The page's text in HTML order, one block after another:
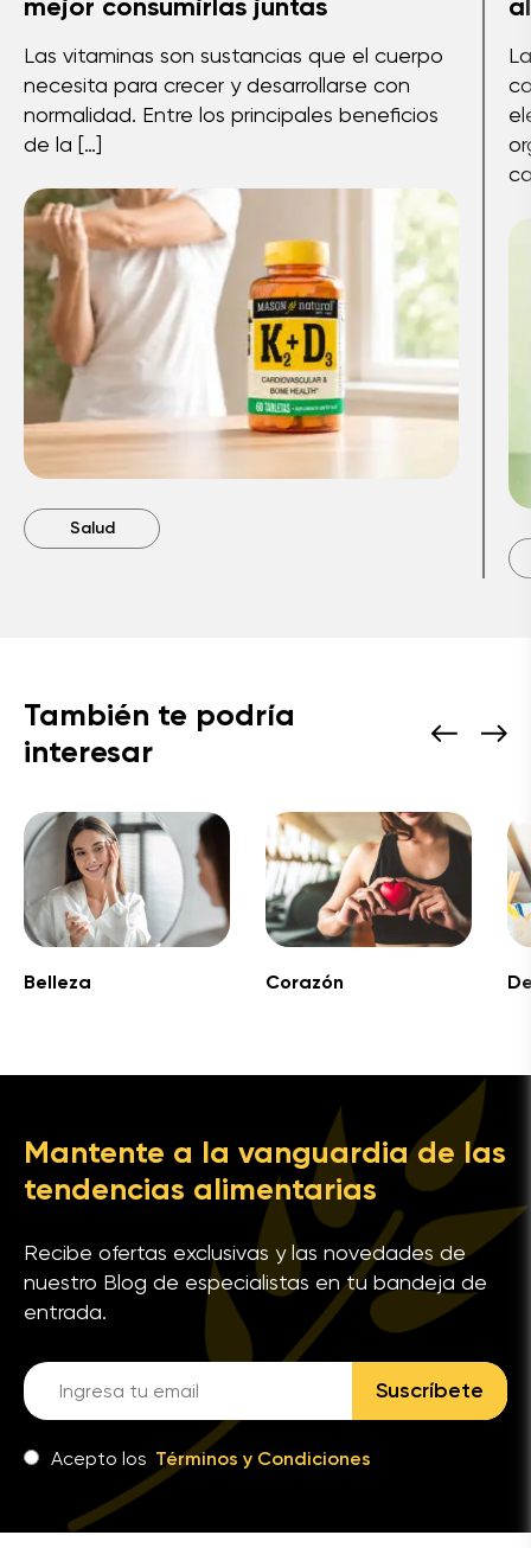
mejor consumirlas juntas
Las vitaminas son sustancias que el cuerpo
necesita para crecer y desarrollarse con
normalidad. Entre los principales beneficios
de la […]
Salud
También te podría
interesar
Belleza Corazón
Mantente a la vanguardia de las
tendencias alimentarias
Recibe ofertas exclusivas y las novedades de
nuestro Blog de especialistas en tu bandeja de
entrada.
Suscríbete
Acepto los Términos y Condiciones